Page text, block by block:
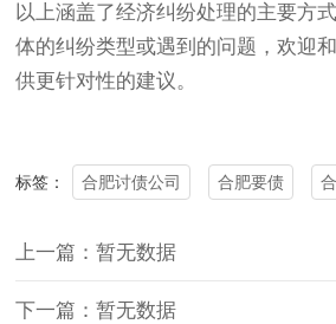
以上涵盖了经济纠纷处理的主要方
体的纠纷类型或遇到的问题，欢迎
供更针对性的建议。
标签： 合肥讨债公司 合肥要债
上一篇：暂无数据
下一篇：暂无数据